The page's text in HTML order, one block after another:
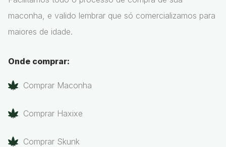
maconha, e valido lembrar que só comercializamos para
maiores de idade.
Onde comprar:
Comprar Maconha
Comprar Haxixe
Comprar Skunk